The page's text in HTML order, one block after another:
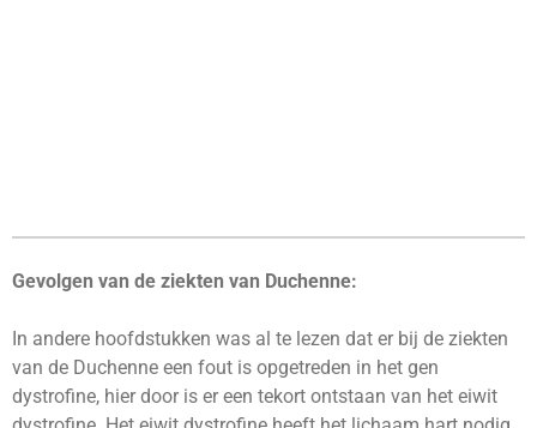
Gevolgen van de ziekten van Duchenne:
In andere hoofdstukken was al te lezen dat er bij de ziekten
van de Duchenne een fout is opgetreden in het gen
dystrofine, hier door is er een tekort ontstaan van het eiwit